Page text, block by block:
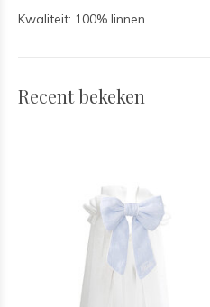
Kwaliteit: 100% linnen
Recent bekeken